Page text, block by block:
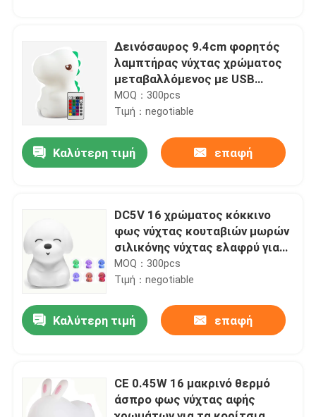
Δεινόσαυρος 9.4cm φορητός
λαμπτήρας νύχτας χρώματος
μεταβαλλόμενος με USB
επανακαταλογηστέο
MOQ：300pcs
Τιμή：negotiable
Καλύτερη τιμή επαφή
DC5V 16 χρώματος κόκκινο
φως νύχτας κουταβιών μωρών
σιλικόνης νύχτας ελαφρύ για
τα δώρα παιδιών
MOQ：300pcs
Τιμή：negotiable
Καλύτερη τιμή επαφή
CE 0.45W 16 μακρινό θερμό
άσπρο φως νύχτας αφής